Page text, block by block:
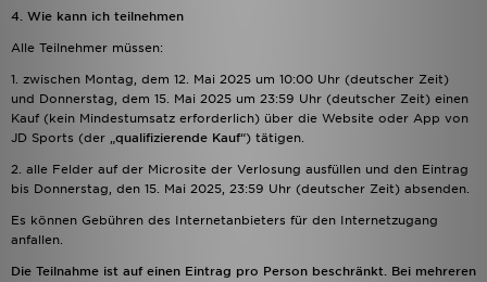
4. Wie kann ich teilnehmen
Alle Teilnehmer müssen:
1. zwischen Montag, dem 12. Mai 2025 um 10:00 Uhr (deutscher Zeit)
und Donnerstag, dem 15. Mai 2025 um 23:59 Uhr (deutscher Zeit) einen
Kauf (kein Mindestumsatz erforderlich) über die Website oder App von
JD Sports (der „qualifizierende Kauf“) tätigen.
2. alle Felder auf der Microsite der Verlosung ausfüllen und den Eintrag
bis Donnerstag, den 15. Mai 2025, 23:59 Uhr (deutscher Zeit) absenden.
Es können Gebühren des Internetanbieters für den Internetzugang
anfallen.
Die Teilnahme ist auf einen Eintrag pro Person beschränkt. Bei mehreren